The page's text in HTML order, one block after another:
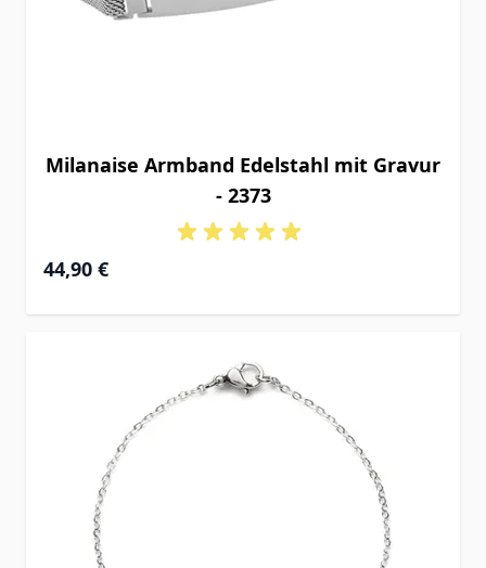
Milanaise Armband Edelstahl mit Gravur
- 2373
44,90 €